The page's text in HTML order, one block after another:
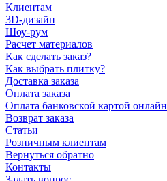
Клиентам
3D-дизайн
Шоу-рум
Расчет материалов
Как сделать заказ?
Как выбрать плитку?
Доставка заказа
Оплата заказа
Оплата банковской картой онлайн
Возврат заказа
Статьи
Розничным клиентам
Вернуться обратно
Контакты